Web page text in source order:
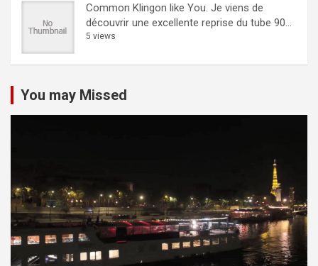
Common Klingon like You. Je viens de
découvrir une excellente reprise du tube 90...
5 views
You may Missed